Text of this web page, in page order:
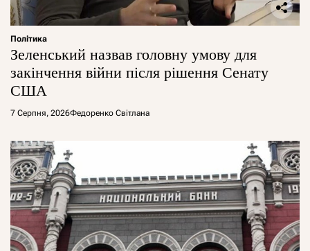
Політика
Зеленський назвав головну умову для
закінчення війни після рішення Сенату
США
7 Серпня, 2026Федоренко Світлана